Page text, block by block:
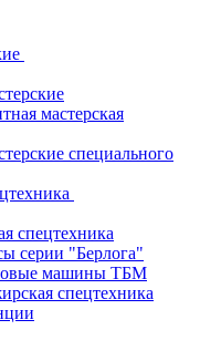
мастерская
специального
спецтехника
серии "Берлога"
машины ТБМ
спецтехника